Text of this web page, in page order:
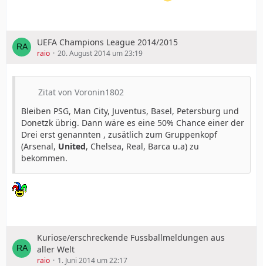
UEFA Champions League 2014/2015
raio 20. August 2014 um 23:19
Zitat von Voronin1802
Bleiben PSG, Man City, Juventus, Basel, Petersburg und
Donetzk übrig. Dann wäre es eine 50% Chance einer der
Drei erst genannten , zusätlich zum Gruppenkopf
(Arsenal, United, Chelsea, Real, Barca u.a) zu
bekommen.
Kuriose/erschreckende Fussballmeldungen aus
aller Welt
raio 1. Juni 2014 um 22:17